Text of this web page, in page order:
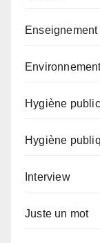
Hygiène public
Hygiène
Interview
Juste un mot